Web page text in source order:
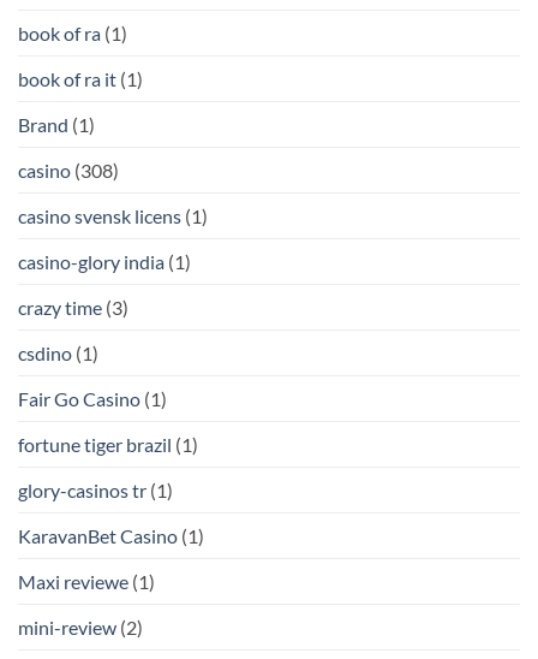
book of ra (1)
book of ra it (1)
Brand (1)
casino (308)
casino svensk licens (1)
casino-glory india (1)
crazy time (3)
csdino (1)
Fair Go Casino (1)
fortune tiger brazil (1)
glory-casinos tr (1)
KaravanBet Casino (1)
Maxi reviewe (1)
mini-review (2)